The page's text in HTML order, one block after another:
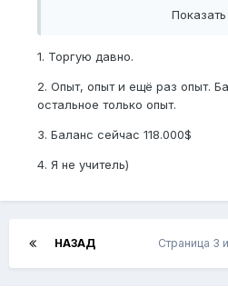
Показать
1. Торгую давно.
2. Опыт, опыт и ещё раз опыт.
остальное только опыт.
3. Баланс сейчас 118.000$
4. Я не учитель)
НАЗАД Страница 3